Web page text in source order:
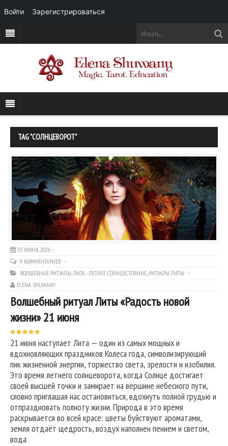
TAG "СОЛНЦЕВОРОТ"
07 ИЮНЯ, 2026
9 КОММЕНТАРИЕВ
ВОЛШЕБНЫЕ РИТУАЛЫ,ЛИТА - ЛЕТНЕЕ СОЛНЦЕСТОЯНИЕ, РИТУАЛЫ ЛИТЫ
ELENA SHUWANY
Волшебный ритуал Литы «Радость новой
жизни» 21 июня
21 июня наступает Лита — один из самых мощных и
вдохновляющих праздников Колеса года, символизирующий
пик жизненной энергии, торжество света, зрелости и изобилия.
Это время летнего солнцеворота, когда Солнце достигает
своей высшей точки и замирает на вершине небесного пути,
словно приглашая нас остановиться, вдохнуть полной грудью и
отпраздновать полноту жизни. Природа в это время
раскрывается во всей красе: цветы буйствуют ароматами,
земля отдаёт щедрость, воздух наполнен пением и светом,
вода
Войти Зарегистрироваться